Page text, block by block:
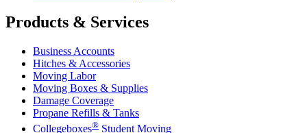
Products & Services
Business Accounts
Hitches & Accessories
Moving Labor
Moving Boxes & Supplies
Damage Coverage
Propane Refills & Tanks
Collegeboxes® Student Moving